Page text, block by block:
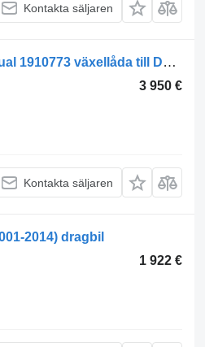
Kontakta säljaren
DAF CF Euro 6 12S2130 TD Ecosplit 12S2130 TD Ecosplit, Manual 1910773 växellåda till DAF CF Euro 6 lastbil
3 950 €
Kontakta säljaren
2014) dragbil
1 922 €